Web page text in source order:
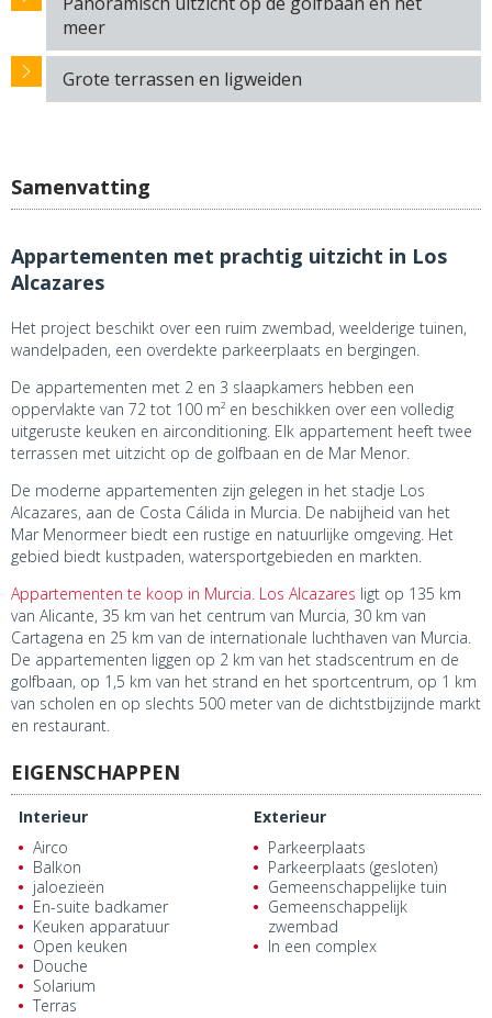
meer
Grote terrassen en ligweiden
Samenvatting
Appartementen met prachtig uitzicht in Los
Alcazares
Het project beschikt over een ruim zwembad, weelderige tuinen,
wandelpaden, een overdekte parkeerplaats en bergingen.
De appartementen met 2 en 3 slaapkamers hebben een
oppervlakte van 72 tot 100 m² en beschikken over een volledig
uitgeruste keuken en airconditioning. Elk appartement heeft twee
terrassen met uitzicht op de golfbaan en de Mar Menor.
De moderne appartementen zijn gelegen in het stadje Los
Alcazares, aan de Costa Cálida in Murcia. De nabijheid van het
Mar Menormeer biedt een rustige en natuurlijke omgeving. Het
gebied biedt kustpaden, watersportgebieden en markten.
Appartementen te koop in Murcia. Los Alcazares ligt op 135 km
van Alicante, 35 km van het centrum van Murcia, 30 km van
Cartagena en 25 km van de internationale luchthaven van Murcia.
De appartementen liggen op 2 km van het stadscentrum en de
golfbaan, op 1,5 km van het strand en het sportcentrum, op 1 km
van scholen en op slechts 500 meter van de dichtstbijzijnde markt
en restaurant.
EIGENSCHAPPEN
Interieur
Airco
Balkon
jaloezieën
En-suite badkamer
Keuken apparatuur
Open keuken
Douche
Solarium
Terras
Exterieur
Parkeerplaats
Parkeerplaats (gesloten)
Gemeenschappelijke tuin
Gemeenschappelijk
zwembad
In een complex